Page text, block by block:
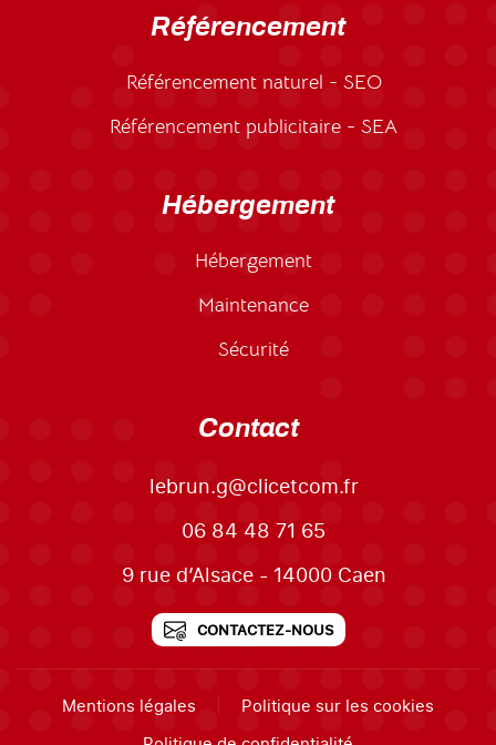
Référencement
Référencement naturel - SEO
Référencement publicitaire - SEA
Hébergement
Hébergement
Maintenance
Sécurité
Contact
lebrun.g@clicetcom.fr
06 84 48 71 65
9 rue d’Alsace - 14000 Caen
CONTACTEZ-NOUS
Mentions légales
Politique sur les cookies